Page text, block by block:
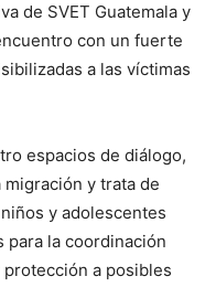
de SVET Guatemala y
con un fuerte
a las víctimas
espacios de diálogo,
y trata de
y adolescentes
para la coordinación
a posibles